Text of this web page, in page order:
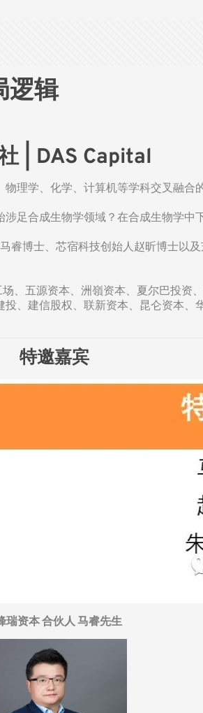
逻辑
| DAS Capital
理学、化学、计算机等学科交叉融
足合成生物学领域？在合成生物学中
睿博士、芯宿科技创始人赵昕博士以
、五源资本、洲嶺资本、夏尔巴投资
、建信股权、联新资本、昆仑资本
特邀嘉宾
瑞资本 合伙人 马睿先生